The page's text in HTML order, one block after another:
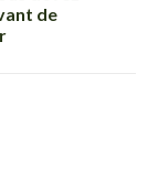
de